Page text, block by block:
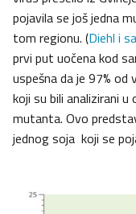
pojavila se još jedna
tom regionu. (Diehl i
prvi put uočena kod
uspešna da je 97%
koji su bili analizirani
mutanta. Ovo
jednog soja koji se